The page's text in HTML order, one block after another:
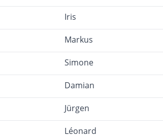
Iris
Markus
Simone
Damian
Jürgen
Léonard